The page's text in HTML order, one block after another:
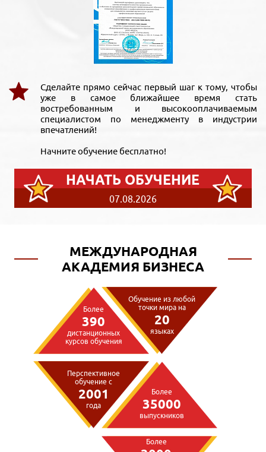
Сделайте прямо сейчас первый шаг к тому, чтобы
уже в самое ближайшее время стать
востребованным и высокооплачиваемым
специалистом по менеджменту в индустрии
впечатлений!
Начните обучение бесплатно!
НАЧАТЬ ОБУЧЕНИЕ
07.08.2026
МЕЖДУНАРОДНАЯ
АКАДЕМИЯ БИЗНЕСА
Более
390
дистанционных
курсов обучения
Обучение из любой
точки мира на
20
языках
Более
Перспективное
обучение с
2001
года
Более
35000
выпускников